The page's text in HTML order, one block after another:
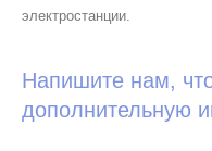
электростанции.
Напишите нам,
дополнительную